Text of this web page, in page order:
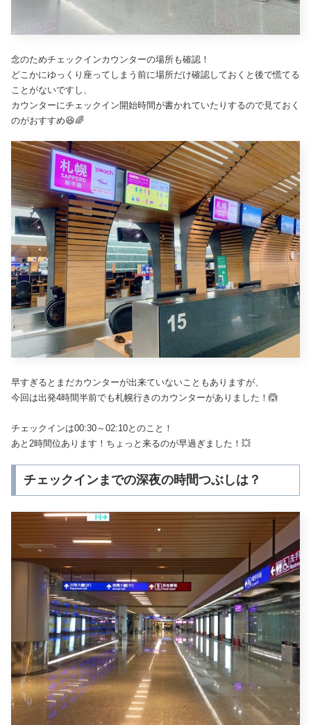
念のためチェックインカウンターの場所も確認！
どこかにゆっくり座ってしまう前に場所だけ確認しておくと後で慌てる
ことがないですし、
カウンターにチェックイン開始時間が書かれていたりするので見ておく
のがおすすめ😆🌈
早すぎるとまだカウンターが出来ていないこともありますが、
今回は出発4時間半前でも札幌行きのカウンターがありました！🙆
チェックインは00:30～02:10とのこと！
あと2時間位あります！ちょっと来るのが早過ぎました！💥
チェックインまでの深夜の時間つぶしは？